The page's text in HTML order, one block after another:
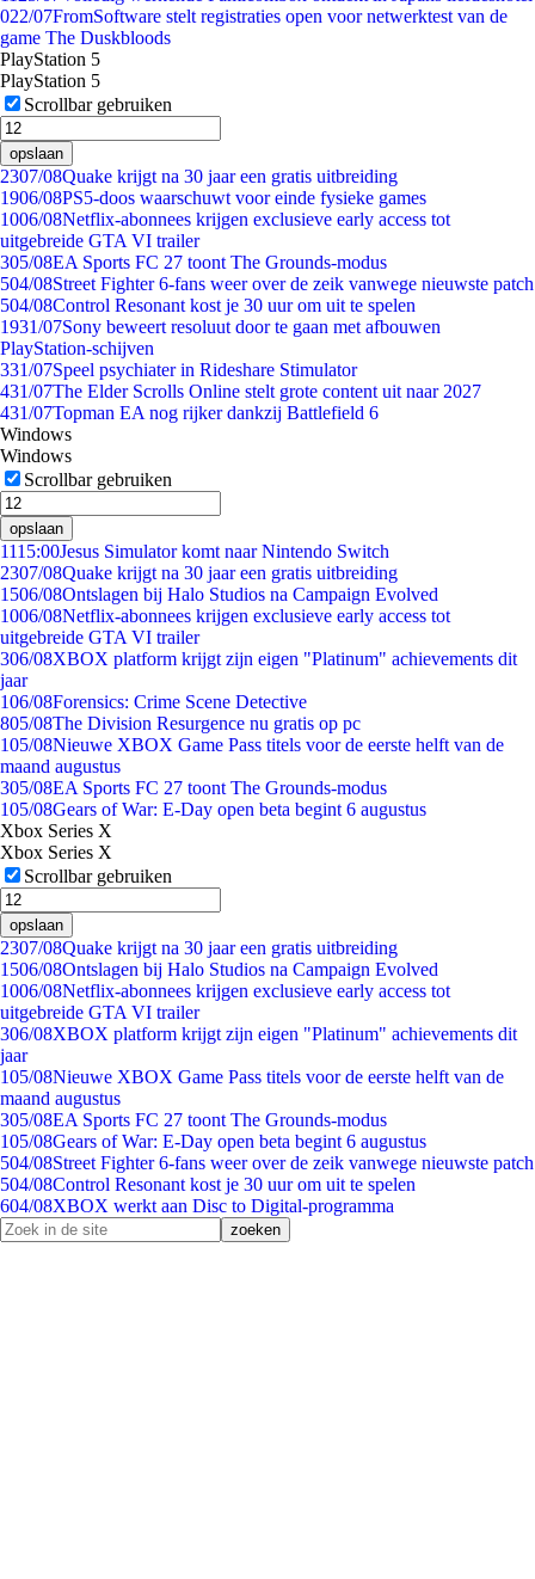
022/07FromSoftware stelt registraties open voor netwerktest van de
game The Duskbloods
PlayStation 5
PlayStation 5
Scrollbar gebruiken
opslaan
2307/08Quake krijgt na 30 jaar een gratis uitbreiding
1906/08PS5-doos waarschuwt voor einde fysieke games
1006/08Netflix-abonnees krijgen exclusieve early access tot
uitgebreide GTA VI trailer
305/08EA Sports FC 27 toont The Grounds-modus
504/08Street Fighter 6-fans weer over de zeik vanwege nieuwste patch
504/08Control Resonant kost je 30 uur om uit te spelen
1931/07Sony beweert resoluut door te gaan met afbouwen
PlayStation-schijven
331/07Speel psychiater in Rideshare Stimulator
431/07The Elder Scrolls Online stelt grote content uit naar 2027
431/07Topman EA nog rijker dankzij Battlefield 6
Windows
Windows
Scrollbar gebruiken
opslaan
1115:00Jesus Simulator komt naar Nintendo Switch
2307/08Quake krijgt na 30 jaar een gratis uitbreiding
1506/08Ontslagen bij Halo Studios na Campaign Evolved
1006/08Netflix-abonnees krijgen exclusieve early access tot
uitgebreide GTA VI trailer
306/08XBOX platform krijgt zijn eigen "Platinum" achievements dit
jaar
106/08Forensics: Crime Scene Detective
805/08The Division Resurgence nu gratis op pc
105/08Nieuwe XBOX Game Pass titels voor de eerste helft van de
maand augustus
305/08EA Sports FC 27 toont The Grounds-modus
105/08Gears of War: E-Day open beta begint 6 augustus
Xbox Series X
Xbox Series X
Scrollbar gebruiken
opslaan
2307/08Quake krijgt na 30 jaar een gratis uitbreiding
1506/08Ontslagen bij Halo Studios na Campaign Evolved
1006/08Netflix-abonnees krijgen exclusieve early access tot
uitgebreide GTA VI trailer
306/08XBOX platform krijgt zijn eigen "Platinum" achievements dit
jaar
105/08Nieuwe XBOX Game Pass titels voor de eerste helft van de
maand augustus
305/08EA Sports FC 27 toont The Grounds-modus
105/08Gears of War: E-Day open beta begint 6 augustus
504/08Street Fighter 6-fans weer over de zeik vanwege nieuwste patch
504/08Control Resonant kost je 30 uur om uit te spelen
604/08XBOX werkt aan Disc to Digital-programma